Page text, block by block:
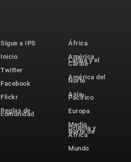
Sigue a IPS
Inicio
Twitter
Facebook
Flickr
Reglas de
comunidad
África
América
Latina y el
Caribe
América del
Norte
Asia-
Pacífico
Europa
Medio
Oriente y
Norte de
África
Mundo